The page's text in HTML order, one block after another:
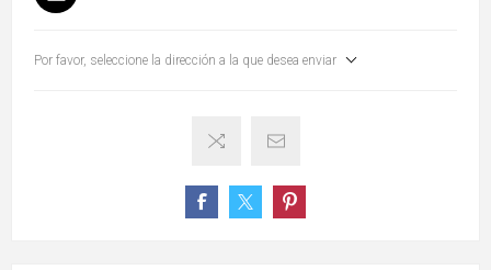
Por favor, seleccione la dirección a la que desea enviar